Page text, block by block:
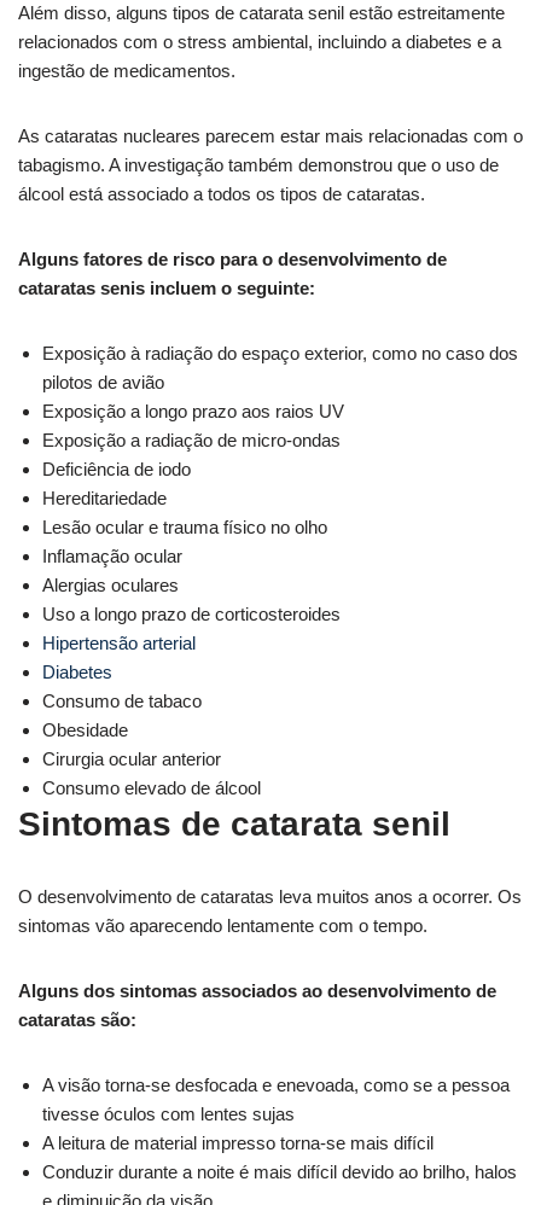
Além disso, alguns tipos de catarata senil estão estreitamente
relacionados com o stress ambiental, incluindo a diabetes e a
ingestão de medicamentos.
As cataratas nucleares parecem estar mais relacionadas com o
tabagismo. A investigação também demonstrou que o uso de
álcool está associado a todos os tipos de cataratas.
Alguns fatores de risco para o desenvolvimento de
cataratas senis incluem o seguinte:
Exposição à radiação do espaço exterior, como no caso dos
pilotos de avião
Exposição a longo prazo aos raios UV
Exposição a radiação de micro-ondas
Deficiência de iodo
Hereditariedade
Lesão ocular e trauma físico no olho
Inflamação ocular
Alergias oculares
Uso a longo prazo de corticosteroides
Hipertensão arterial
Diabetes
Consumo de tabaco
Obesidade
Cirurgia ocular anterior
Consumo elevado de álcool
Sintomas de catarata senil
O desenvolvimento de cataratas leva muitos anos a ocorrer. Os
sintomas vão aparecendo lentamente com o tempo.
Alguns dos sintomas associados ao desenvolvimento de
cataratas são:
A visão torna-se desfocada e enevoada, como se a pessoa
tivesse óculos com lentes sujas
A leitura de material impresso torna-se mais difícil
Conduzir durante a noite é mais difícil devido ao brilho, halos
e diminuição da visão